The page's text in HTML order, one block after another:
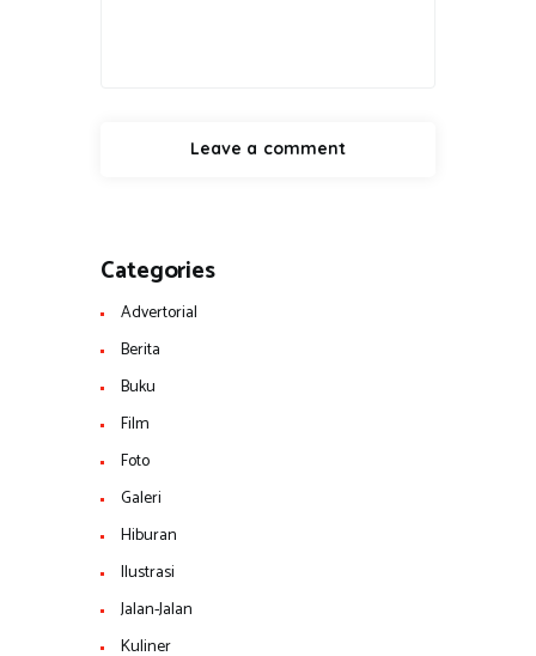
Categories
Advertorial
Berita
Buku
Film
Foto
Galeri
Hiburan
Ilustrasi
Jalan-Jalan
Kuliner